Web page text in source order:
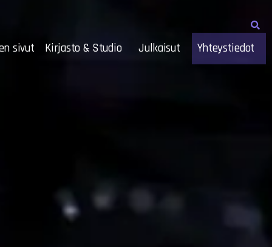
sivut Kirjasto & Studio Julkaisut Yhteystiedot